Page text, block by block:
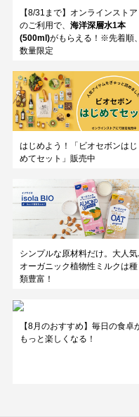
【8/31まで】オンラインストア
のご利用で、 海洋深層水1本
(500ml)がもらえる！※先着順、
数量限定
はじめよう！「ビオセボンはじ
めてセット」販売中
シンプルな原材料だけ。大人気
オーガニック植物性ミルクは種
類豊富！
【8月のおすすめ】毎日の食卓
もっと楽しくなる！